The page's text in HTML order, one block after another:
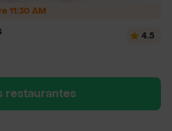
11:30 AM
4.5
restaurantes